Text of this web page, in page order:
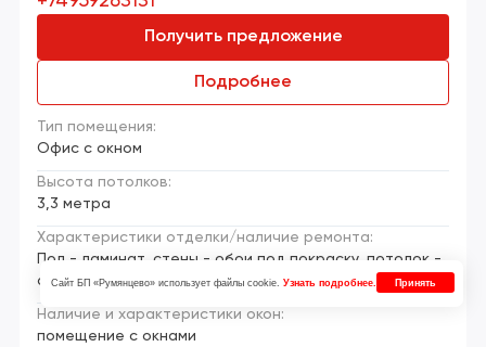
Тип помещения:
Офис с окном
Высота потолков:
3,3 метра
Характеристики отделки/наличие ремонта:
Пол - ламинат, стены - обои под покраску, потолок -
армстронг
Наличие и характеристики окон:
помещение с окнами
Получить предложение
Подробнее
Сайт БП «Румянцево» использует файлы cookie. Узнать подробнее. Принять